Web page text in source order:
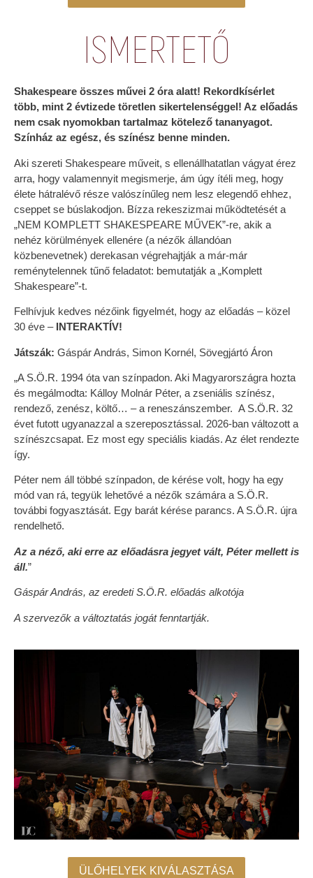
ISMERTETŐ
Shakespeare összes művei 2 óra alatt! Rekordkísérlet
több, mint 2 évtizede töretlen sikertelenséggel! Az előadás
nem csak nyomokban tartalmaz kötelező tananyagot.
Színház az egész, és színész benne minden.
Aki szereti Shakespeare műveit, s ellenállhatatlan vágyat érez
arra, hogy valamennyit megismerje, ám úgy ítéli meg, hogy
élete hátralévő része valószínűleg nem lesz elegendő ehhez,
cseppet se búslakodjon. Bízza rekeszizmai működtetését a
„NEM KOMPLETT SHAKESPEARE MŰVEK”-re, akik a
nehéz körülmények ellenére (a nézők állandóan
közbenevetnek) derekasan végrehajtják a már-már
reménytelennek tűnő feladatot: bemutatják a „Komplett
Shakespeare”-t.
Felhívjuk kedves nézőink figyelmét, hogy az előadás – közel
30 éve – INTERAKTÍV!
Játszák: Gáspár András, Simon Kornél, Sövegjártó Áron
„A S.Ö.R. 1994 óta van színpadon. Aki Magyarországra hozta
és megálmodta: Kálloy Molnár Péter, a zseniális színész,
rendező, zenész, költő… – a reneszánszember. A S.Ö.R. 32
évet futott ugyanazzal a szereposztással. 2026-ban változott a
színészcsapat. Ez most egy speciális kiadás. Az élet rendezte
így.
Péter nem áll többé színpadon, de kérése volt, hogy ha egy
mód van rá, tegyük lehetővé a nézők számára a S.Ö.R.
további fogyasztását. Egy barát kérése parancs. A S.Ö.R. újra
rendelhető.
Az a néző, aki erre az előadásra jegyet vált, Péter mellett is
áll.”
Gáspár András, az eredeti S.Ö.R. előadás alkotója
A szervezők a változtatás jogát fenntartják.
ÜLŐHELYEK KIVÁLASZTÁSA